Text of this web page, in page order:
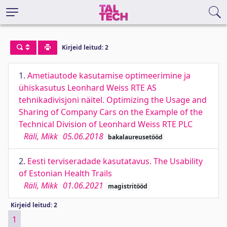
Kirjeid leitud: 2
1. Ametiautode kasutamise optimeerimine ja
ühiskasutus Leonhard Weiss RTE AS
tehnikadivisjoni näitel. Optimizing the Usage and
Sharing of Company Cars on the Example of the
Technical Division of Leonhard Weiss RTE PLC
Räli, Mikk 05.06.2018 bakalaureusetööd
2. Eesti terviseradade kasutatavus. The Usability
of Estonian Health Trails
Räli, Mikk 01.06.2021 magistritööd
Kirjeid leitud: 2
1